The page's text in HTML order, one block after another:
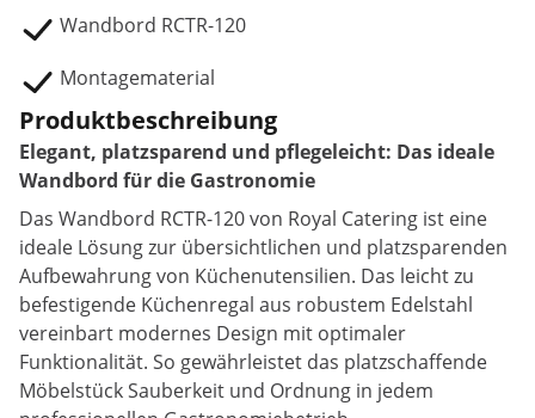
Wandbord RCTR-120
Montagematerial
Produktbeschreibung
Elegant, platzsparend und pflegeleicht: Das ideale
Wandbord für die Gastronomie
Das Wandbord RCTR-120 von Royal Catering ist eine
ideale Lösung zur übersichtlichen und platzsparenden
Aufbewahrung von Küchenutensilien. Das leicht zu
befestigende Küchenregal aus robustem Edelstahl
vereinbart modernes Design mit optimaler
Funktionalität. So gewährleistet das platzschaffende
Möbelstück Sauberkeit und Ordnung in jedem